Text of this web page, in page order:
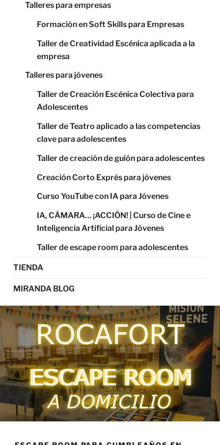
Talleres para empresas
Formación en Soft Skills para Empresas
Taller de Creatividad Escénica aplicada a la
empresa
Talleres para jóvenes
Taller de Creación Escénica Colectiva para
Adolescentes
Taller de Teatro aplicado a las competencias
clave para adolescentes
Taller de creación de guión para adolescentes
Creación Corto Exprés para jóvenes
Curso YouTube con IA para Jóvenes
IA, CÁMARA… ¡ACCIÓN! | Curso de Cine e
Inteligencia Artificial para Jóvenes
Taller de escape room para adolescentes
TIENDA
MIRANDA BLOG